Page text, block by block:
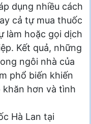
dụng nhiều cách
cả tự mua thuốc
làm hoặc gọi dịch
Kết quả, những
ngôi nhà của
phổ biến khiến
hơn và tình
Hà Lan tại